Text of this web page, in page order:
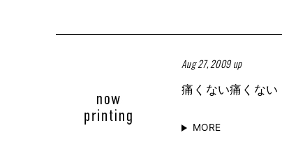
Aug 27, 2009 up
痛くない痛くない
MORE